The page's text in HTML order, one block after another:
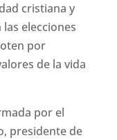
cristiana y
elecciones
por
de la vida
por el
presidente de